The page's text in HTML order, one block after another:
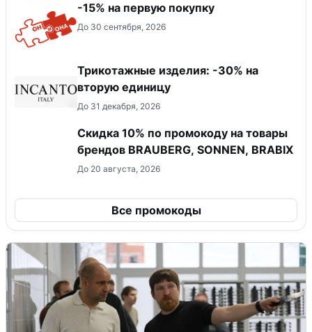
-15% на первую покупку
До 30 сентября, 2026
Трикотажные изделия: -30% на
вторую единицу
До 31 декабря, 2026
Скидка 10% по промокоду на товары
брендов BRAUBERG, SONNEN, BRABIX
До 20 августа, 2026
Все промокоды